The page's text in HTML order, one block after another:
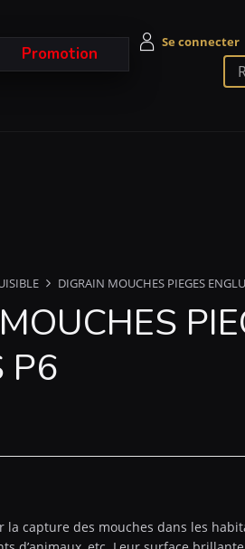
Promotion
DIGRAIN MOUCHES PIEGES
P6
la capture des mouches dans les